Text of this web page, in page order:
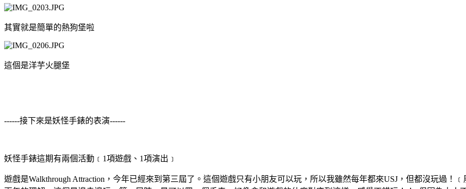
其實就是簡單的熱狗堡啦
這個是洋芋火腿堡
------接下來是妖怪手錶的表演------
妖怪手錶這期有兩個活動﹝1項遊戲、1項演出﹞
遊戲是Walkthrough Attraction，今年已經來到第三屆了。這個遊戲只有小朋友可以玩，所以我雖然每年都來USJ，但都沒玩過